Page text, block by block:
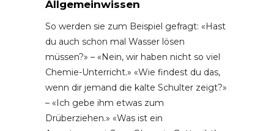
Allgemeinwissen
So werden sie zum Beispiel gefragt: «Hast
du auch schon mal Wasser lösen
müssen?» – «Nein, wir haben nicht so viel
Chemie-Unterricht.» «Wie findest du das,
wenn dir jemand die kalte Schulter zeigt?»
– «Ich gebe ihm etwas zum
Drüberziehen.» «Was ist ein